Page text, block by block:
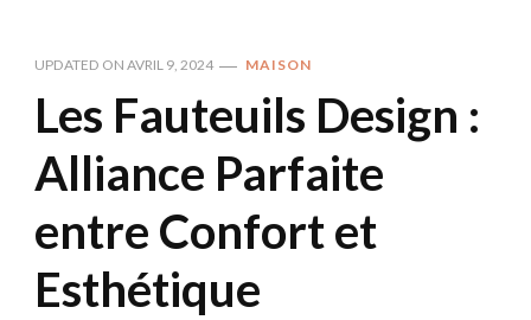
UPDATED ON AVRIL 9, 2024 MAISON
Les Fauteuils Design :
Alliance Parfaite
entre Confort et
Esthétique